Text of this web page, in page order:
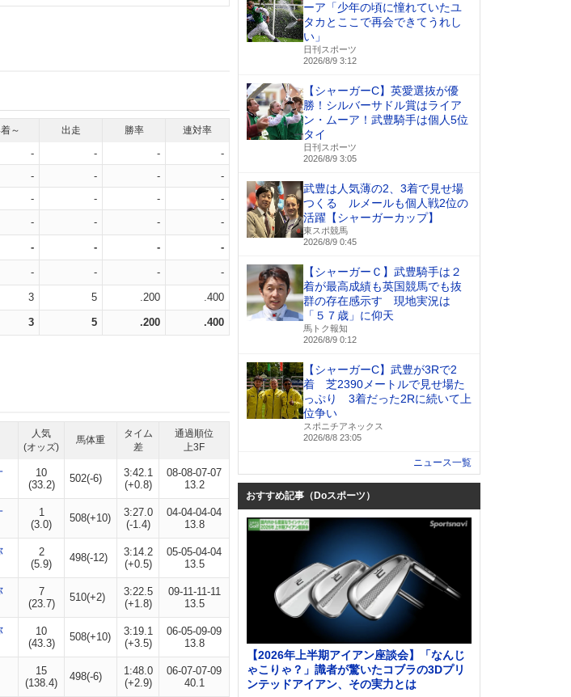
～ 出走 勝率 連対率
- - -
-
- - -
-
- - -
-
- - - -
- - - -
- - - -
3 5 .200 .400
3 5 .200 .400
人気
(オッズ)
馬体重
タイム
差
通過順位
上3F
10
(33.2)
502(-6)
3:42.1
(+0.8)
08-08-07-07
13.2
1
(3.0)
508(+10)
3:27.0
(-1.4)
04-04-04-04
13.8
2
(5.9)
498(-12)
3:14.2
(+0.5)
05-05-04-04
13.5
7
(23.7)
510(+2)
3:22.5
(+1.8)
09-11-11-11
13.5
10
(43.3)
508(+10)
3:19.1
(+3.5)
06-05-09-09
13.8
15
(138.4)
498(-6)
1:48.0
(+2.9)
06-07-07-09
40.1
ーア「少年の頃に憧れていたユ
タカとここで再会できてうれし
い」
日刊スポーツ
2026/8/9 3:12
【シャーガーC】英愛選抜が優
勝！シルバーサドル賞はライア
ン・ムーア！武豊騎手は個人5位
タイ
日刊スポーツ
2026/8/9 3:05
武豊は人気薄の2、3着で見せ場
つくる ルメールも個人戦2位の
活躍【シャーガーカップ】
東スポ競馬
2026/8/9 0:45
【シャーガーＣ】武豊騎手は２
着が最高成績も英国競馬でも抜
群の存在感示す 現地実況は
「５７歳」に仰天
馬トク報知
2026/8/9 0:12
【シャーガーC】武豊が3Rで2
着 芝2390メートルで見せ場た
っぷり 3着だった2Rに続いて上
位争い
スポニチアネックス
2026/8/8 23:05
ニュース一覧
おすすめ記事（Doスポーツ）
【2026年上半期アイアン座談会】「なんじ
ゃこりゃ？」識者が驚いたコブラの3Dプリ
ンテッドアイアン、その実力とは